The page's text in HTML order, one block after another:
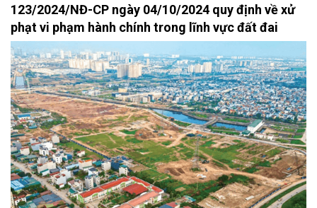
123/2024/NĐ-CP ngày 04/10/2024 quy định về xử
phạt vi phạm hành chính trong lĩnh vực đất đai